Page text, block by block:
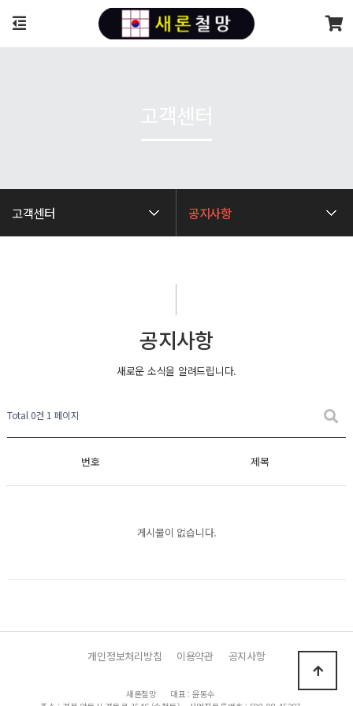
고객센터 공지사항
공지사항
새로운 소식을 알려드립니다.
Total 0건 1 페이지
번호 제목
게시물이 없습니다.
개인정보처리방침 이용약관 공지사항
새론철망
대표 : 윤동수